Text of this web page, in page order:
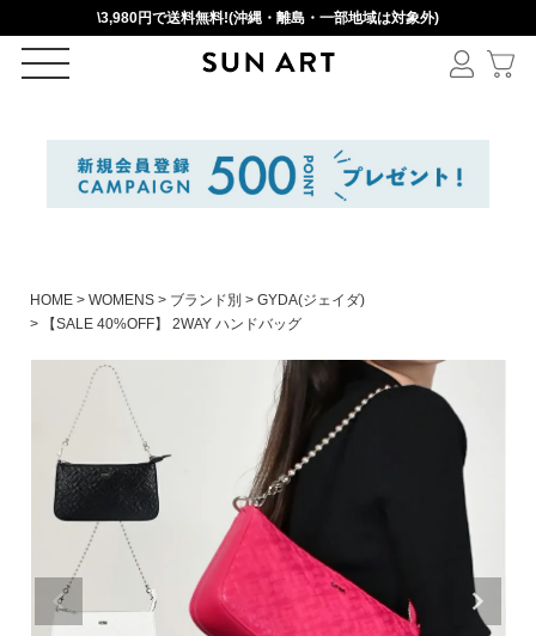
\3,980円で送料無料!(沖縄・離島・一部地域は対象外)
ログイン
新規会員登録
絞りこみ検索
アイテムを選択
価格帯
〜
円(税込)
HOME WOMENS ブランド別
GYDA(ジェイダ)
【SALE 40%OFF】 2WAY ハンドバッグ